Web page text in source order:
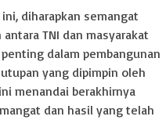
diharapkan semangat
TNI dan masyarakat
dalam pembangunan
yang dipimpin oleh
menandai berakhirnya
dan hasil yang telah